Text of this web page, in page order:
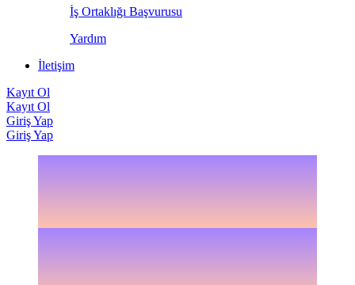
İş Ortaklığı Başvurusu
Yardım
İletişim
Kayıt Ol
Kayıt Ol
Giriş Yap
Giriş Yap